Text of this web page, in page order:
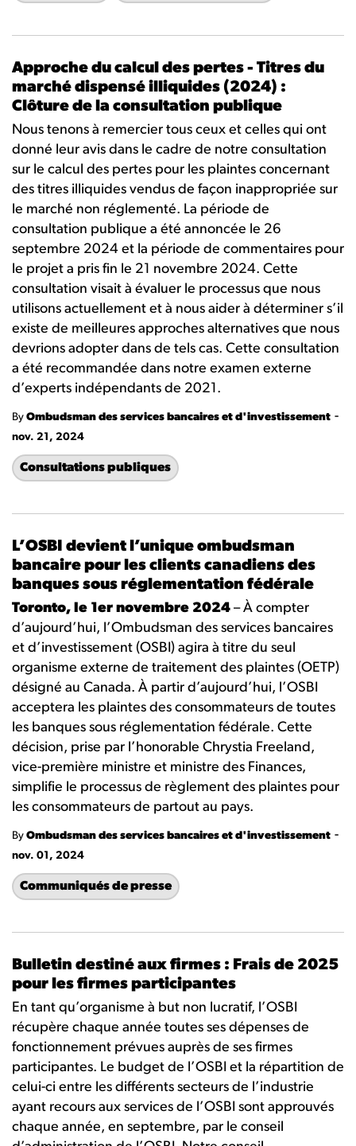
Approche du calcul des pertes - Titres du
marché dispensé illiquides (2024) :
Clôture de la consultation publique
Nous tenons à remercier tous ceux et celles qui ont
donné leur avis dans le cadre de notre consultation
sur le calcul des pertes pour les plaintes concernant
des titres illiquides vendus de façon inappropriée sur
le marché non réglementé. La période de
consultation publique a été annoncée le 26
septembre 2024 et la période de commentaires pour
le projet a pris fin le 21 novembre 2024. Cette
consultation visait à évaluer le processus que nous
utilisons actuellement et à nous aider à déterminer s’il
existe de meilleures approches alternatives que nous
devrions adopter dans de tels cas. Cette consultation
a été recommandée dans notre examen externe
d’experts indépendants de 2021.
By Ombudsman des services bancaires et d'investissement -
nov. 21, 2024
Consultations publiques
L’OSBI devient l’unique ombudsman
bancaire pour les clients canadiens des
banques sous réglementation fédérale
Toronto, le 1er novembre 2024 – À compter
d’aujourd’hui, l’Ombudsman des services bancaires
et d’investissement (OSBI) agira à titre du seul
organisme externe de traitement des plaintes (OETP)
désigné au Canada. À partir d’aujourd’hui, l’OSBI
acceptera les plaintes des consommateurs de toutes
les banques sous réglementation fédérale. Cette
décision, prise par l’honorable Chrystia Freeland,
vice-première ministre et ministre des Finances,
simplifie le processus de règlement des plaintes pour
les consommateurs de partout au pays.
By Ombudsman des services bancaires et d'investissement -
nov. 01, 2024
Communiqués de presse
Bulletin destiné aux firmes : Frais de 2025
pour les firmes participantes
En tant qu’organisme à but non lucratif, l’OSBI
récupère chaque année toutes ses dépenses de
fonctionnement prévues auprès de ses firmes
participantes. Le budget de l’OSBI et la répartition de
celui-ci entre les différents secteurs de l’industrie
ayant recours aux services de l’OSBI sont approuvés
chaque année, en septembre, par le conseil